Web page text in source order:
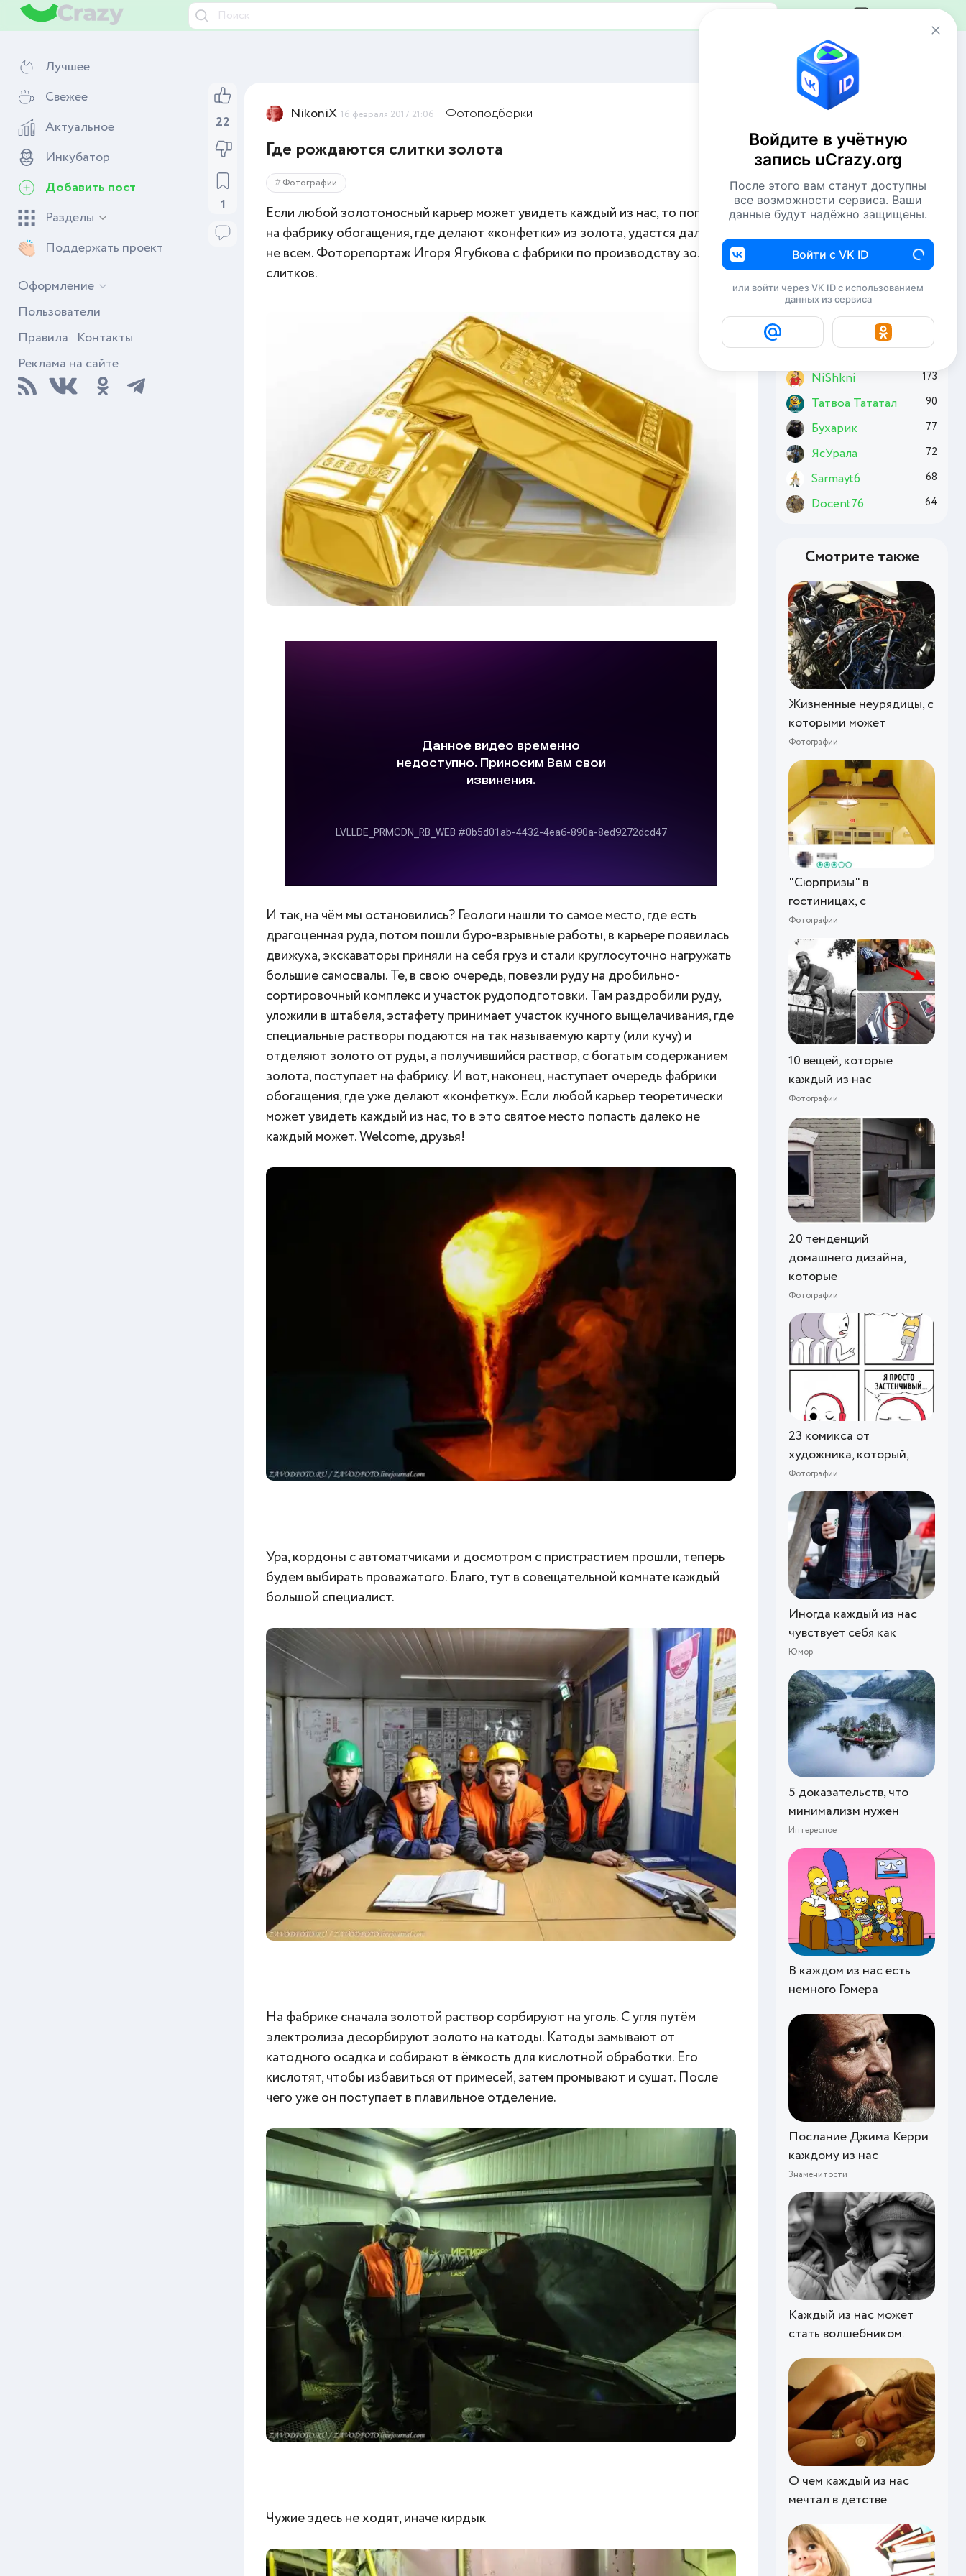
Авторизация
Лучшее
Свежее
Актуальное
Инкубатор
Добавить пост
Разделы
Поддержать проект
Оформление
Пользователи
Правила Контакты
Реклама на сайте
Сейчас онлайн
3 VIP`а
66 пользователей
1092 гостя
Всего посетителей 1161
Рекорд: 12737 посетителей
Установлен 22 апр 2026г. в 02:34
Комментаторы недели
Евгений114
Basai 189
Chuzzle 176
NiShkni 173
Татвоа Тататал 90
Бухарик 77
ЯсУрала 72
Sarmayt6 68
Docent76 64
Смотрите также
Жизненные неурядицы, с
которыми может
Фотографии
"Сюрпризы" в
гостиницах, с
Фотографии
10 вещей, которые
каждый из нас
Фотографии
20 тенденций
домашнего дизайна,
которые
Фотографии
23 комикса от
художника, который,
Фотографии
Иногда каждый из нас
чувствует себя как
Юмор
5 доказательств, что
минимализм нужен
Интересное
В каждом из нас есть
немного Гомера
Послание Джима Керри
каждому из нас
Знаменитости
Каждый из нас может
стать волшебником.
О чем каждый из нас
мечтал в детстве
22
1
NikoniX 16 февраля 2017 21:06 Фотоподборки
Где рождаются слитки золота
Фотографии
Если любой золотоносный карьер может увидеть каждый из нас, то попасть
на фабрику обогащения, где делают «конфетки» из золота, удастся далеко
не всем. Фоторепортаж Игоря Ягубкова с фабрики по производству золотых
слитков.
И так, на чём мы остановились? Геологи нашли то самое место, где есть
драгоценная руда, потом пошли буро-взрывные работы, в карьере появилась
движуха, экскаваторы приняли на себя груз и стали круглосуточно нагружать
большие самосвалы. Те, в свою очередь, повезли руду на дробильно-
сортировочный комплекс и участок рудоподготовки. Там раздробили руду,
уложили в штабеля, эстафету принимает участок кучного выщелачивания, где
специальные растворы подаются на так называемую карту (или кучу) и
отделяют золото от руды, а получившийся раствор, с богатым содержанием
золота, поступает на фабрику. И вот, наконец, наступает очередь фабрики
обогащения, где уже делают «конфетку». Если любой карьер теоретически
может увидеть каждый из нас, то в это святое место попасть далеко не
каждый может. Welcome, друзья!
Ура, кордоны с автоматчиками и досмотром с пристрастием прошли, теперь
будем выбирать проважатого. Благо, тут в совещательной комнате каждый
большой специалист.
На фабрике сначала золотой раствор сорбируют на уголь. С угля путём
электролиза десорбируют золото на катоды. Катоды замывают от
катодного осадка и собирают в ёмкость для кислотной обработки. Его
кислотят, чтобы избавиться от примесей, затем промывают и сушат. После
чего уже он поступает в плавильное отделение.
Чужие здесь не ходят, иначе кирдык
Войдите в учётную
запись uCrazy.org
После этого вам станут доступны
все возможности сервиса. Ваши
данные будут надёжно защищены.
Войти с VK ID
или войти через VK ID с использованием
данных из сервиса